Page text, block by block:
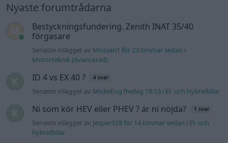
Nyaste forumtrådarna
Bestyckningsfundering. Zenith INAT 35/40
förgasare
Senaste inlägget av Mossan1 för 23 timmar sedan i
Motorteknik (Avancerad)
ID 4 vs EX 40 ? 4 svar
Senaste inlägget av MickeEng fredag 18:13 i El- och hybridbilar
Ni som kör HEV eller PHEV ? är ni nöjda? 1 svar
Senaste inlägget av Jesper328 för 14 timmar sedan i El- och
hybridbilar